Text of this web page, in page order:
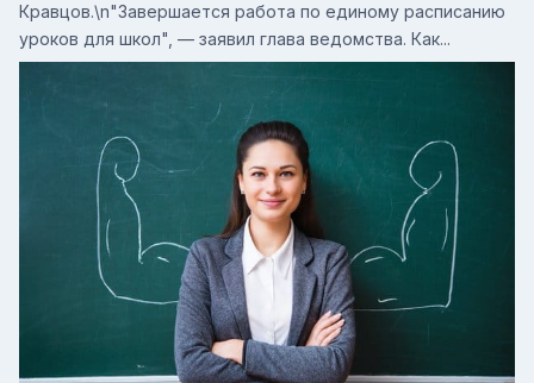
Кравцов.\n"Завершается работа по единому расписанию
уроков для школ", — заявил глава ведомства. Как...